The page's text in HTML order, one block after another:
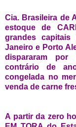
Cia. Brasileira de
estoque de
grandes capitais
Janeiro e Porto
dispararam por
contrário de
congelada no
venda de carne
A partir da zero